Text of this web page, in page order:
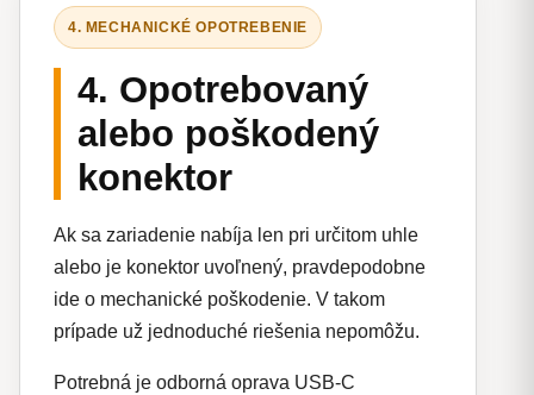
4. MECHANICKÉ OPOTREBENIE
4. Opotrebovaný
alebo poškodený
konektor
Ak sa zariadenie nabíja len pri určitom uhle
alebo je konektor uvoľnený, pravdepodobne
ide o mechanické poškodenie. V takom
prípade už jednoduché riešenia nepomôžu.
Potrebná je odborná oprava USB-C